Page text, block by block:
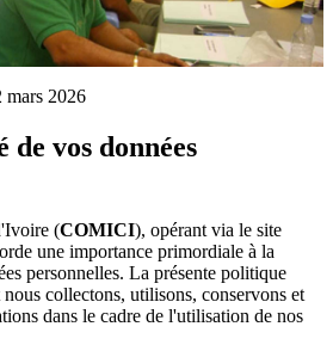
mars 2026
vos données
(COMICI), opérant via le site
une importance primordiale à la
personnelles. La présente politique
collectons, utilisons, conservons et
dans le cadre de l'utilisation de nos